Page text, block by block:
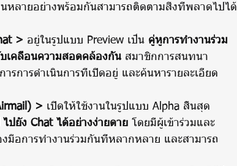
นหลายอย่างพร้อมกันสามารถติดตามสิ่งที่พลาดไปได้
> อยู่ในรูปแบบ Preview เป็น คู่หูการทำงานร่วม
เคลื่อนความสอดคล้องกัน สมาชิกการสนทนา
รการดำเนินการที่เปิดอยู่ และค้นหารายละเอียด
> เปิดให้ใช้งานในรูปแบบ Alpha สิ้นสุด
ปยัง Chat ได้อย่างง่ายดาย โดยมีผู้เข้าร่วมและ
มือการทำงานร่วมกันที่หลากหลาย และสามารถ